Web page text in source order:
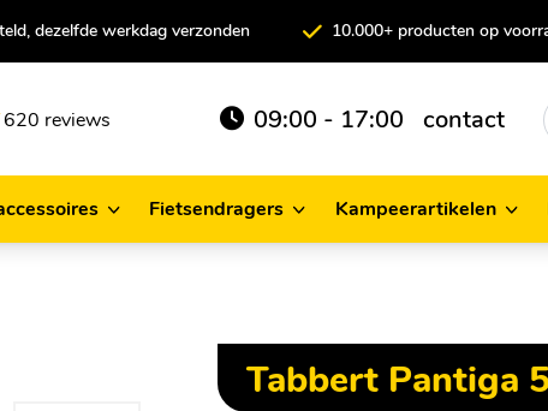
dezelfde werkdag verzonden 10.000+ producten op
620 reviews 09:00 - 17:00 contact
Fietsendragers
Kampeerartikelen
Tabbert Pantiga